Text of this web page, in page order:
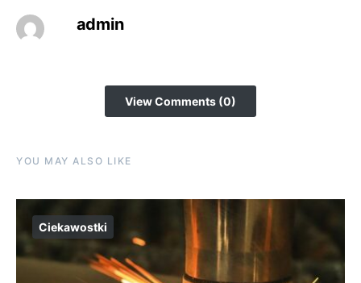
admin
View Comments (0)
YOU MAY ALSO LIKE
Ciekawostki